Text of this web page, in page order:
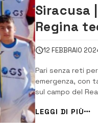
Siracusa
Regina
12 FEBBRAIO
Pari senza reti
emergenza, con
sul campo del
campionato di
equilibrata e con
ospite ha
LEGGI DI PIÙ